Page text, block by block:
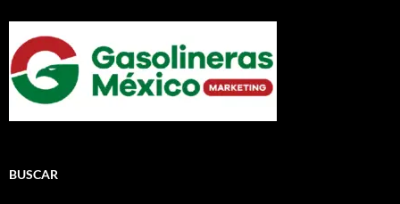
BUSCAR